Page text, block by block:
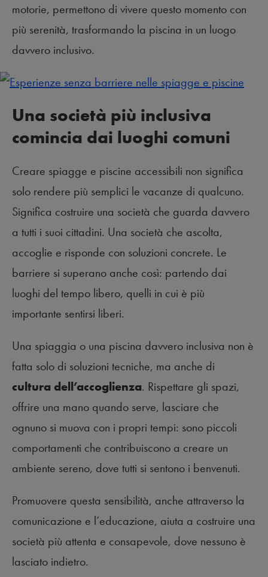
motorie, permettono di vivere questo momento con
più serenità, trasformando la piscina in un luogo
davvero inclusivo.
Una società più inclusiva
comincia dai luoghi comuni
Creare spiagge e piscine accessibili non significa
solo rendere più semplici le vacanze di qualcuno.
Significa costruire una società che guarda davvero
a tutti i suoi cittadini. Una società che ascolta,
accoglie e risponde con soluzioni concrete. Le
barriere si superano anche così: partendo dai
luoghi del tempo libero, quelli in cui è più
importante sentirsi liberi.
Una spiaggia o una piscina davvero inclusiva non è
fatta solo di soluzioni tecniche, ma anche di
cultura dell’accoglienza. Rispettare gli spazi,
offrire una mano quando serve, lasciare che
ognuno si muova con i propri tempi: sono piccoli
comportamenti che contribuiscono a creare un
ambiente sereno, dove tutti si sentono i benvenuti.
Promuovere questa sensibilità, anche attraverso la
comunicazione e l’educazione, aiuta a costruire una
società più attenta e consapevole, dove nessuno è
lasciato indietro.